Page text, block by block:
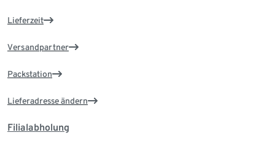
Lieferzeit
Versandpartner
Packstation
Lieferadresse ändern
Filialabholung